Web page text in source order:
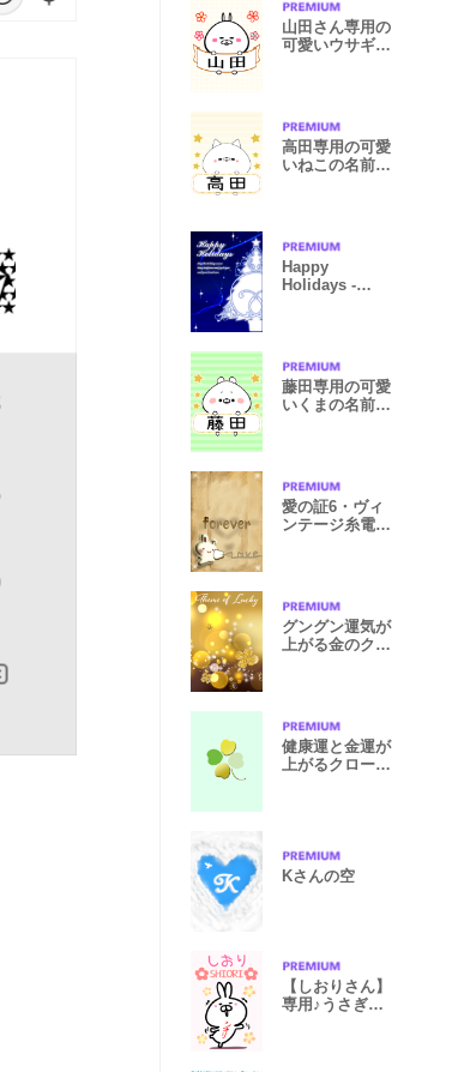
山田さん専用の
可愛いウサギの
高田専用の可愛
いねこの名前着
Happy
Holidays -
藤田専用の可愛
いくまの名前着
愛の証6・ヴィ
ンテージ糸電話
グングン運気が
上がる金のクロ
健康運と金運が
上がるクローバ
Kさんの空
【しおりさん】
専用♪うさぎの